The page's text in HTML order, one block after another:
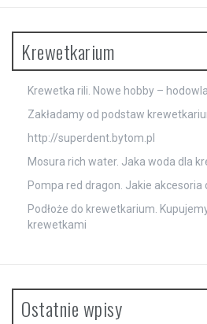
Krewetkarium
Krewetka rili. Nowe hobby –
Zakładamy od podstaw
http://superdent.bytom.pl
Mosura rich water. Jaka woda dla
Pompa red dragon. Jakie
Podłoże do krewetkarium.
krewetkami
Ostatnie wpisy